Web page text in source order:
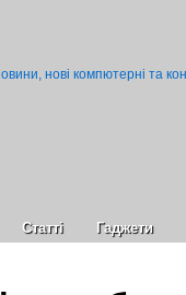
Статті Гаджети